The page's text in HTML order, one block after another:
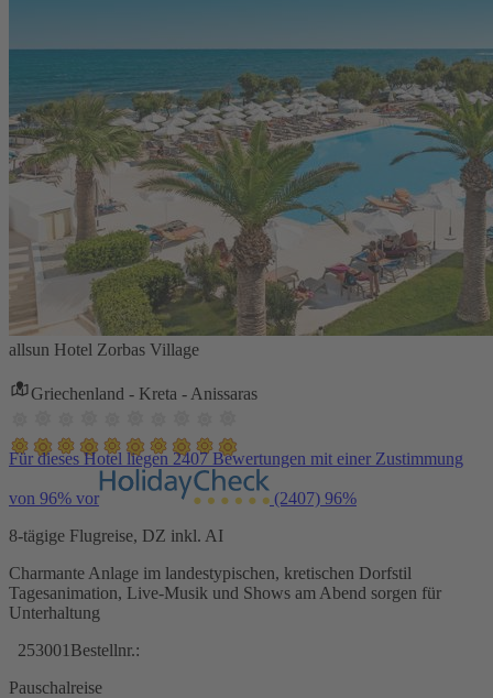
allsun Hotel Zorbas Village
Griechenland - Kreta - Anissaras
Für dieses Hotel liegen 2407 Bewertungen mit einer Zustimmung
von 96% vor (2407) 96%
8-tägige Flugreise, DZ inkl. AI
Charmante Anlage im landestypischen, kretischen Dorfstil
Tagesanimation, Live-Musik und Shows am Abend sorgen für
Unterhaltung
253001 Bestellnr.:
Pauschalreise